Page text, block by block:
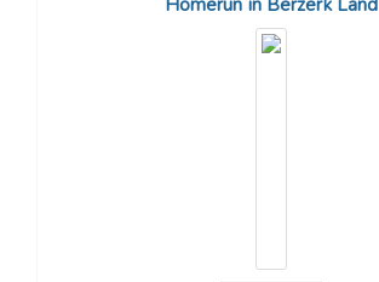
Homerun in Berzerk Land